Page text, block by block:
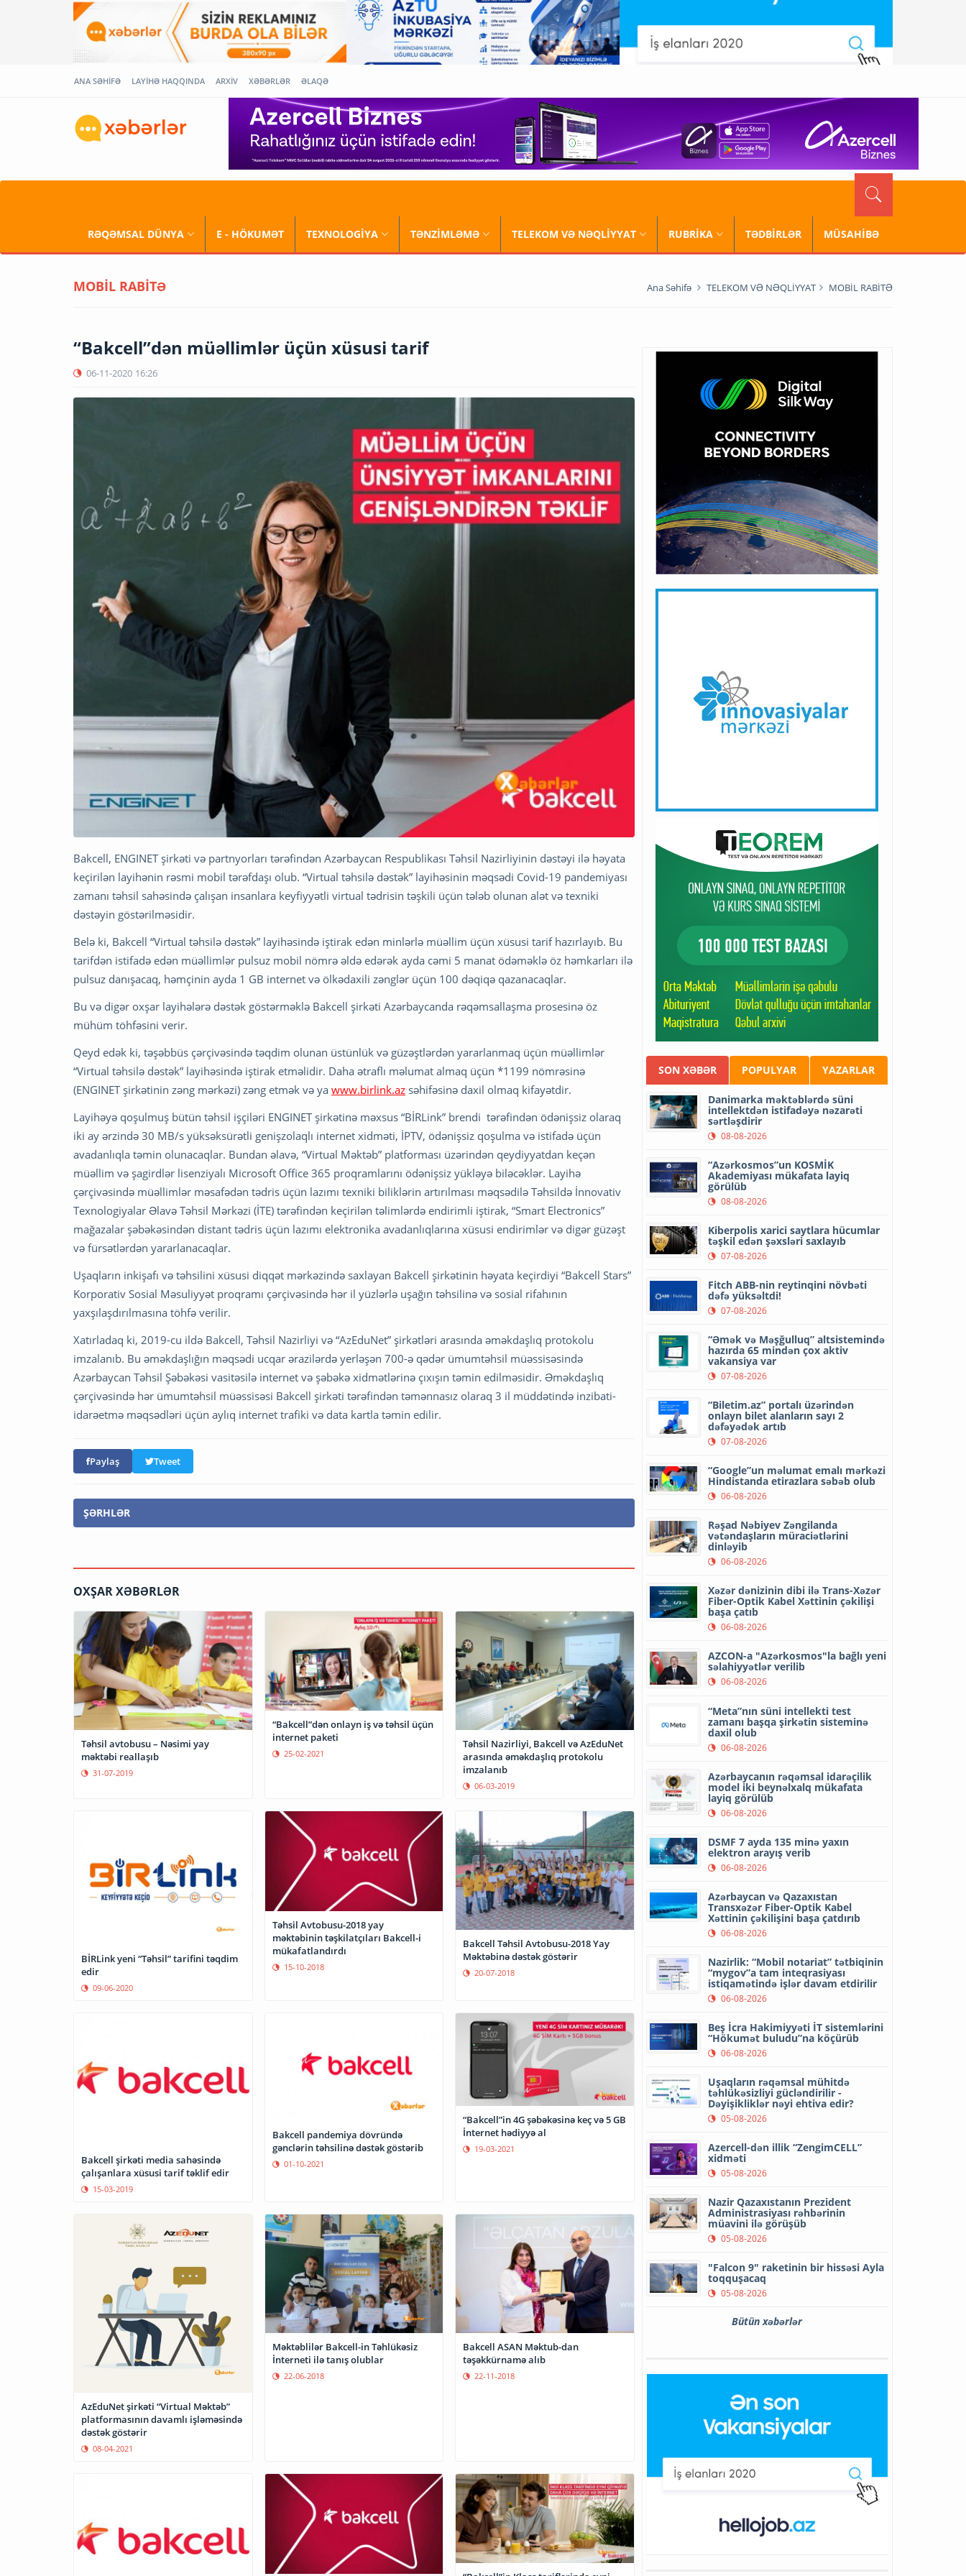
ANA SƏHİFƏ LAYİHƏ HAQQINDA ARXİV XƏBƏRLƏR ƏLAQƏ
RƏQƏMSAL DÜNYA E - HÖKUMƏT TEXNOLOGİYA TƏNZİMLƏMƏ TELEKOM VƏ NƏQLİYYAT RUBRİKA TƏDBİRLƏR MÜSAHİBƏ
MOBİL RABİTƏ Ana Səhifə TELEKOM VƏ NƏQLİYYAT MOBİL RABİTƏ
“Bakcell”dən müəllimlər üçün xüsusi tarif
06-11-2020 16:26
Bakcell, ENGINET şirkəti və partnyorları tərəfindən Azərbaycan Respublikası Təhsil Nazirliyinin dəstəyi ilə həyata
keçirilən layihənin rəsmi mobil tərəfdaşı olub. “Virtual təhsilə dəstək” layihəsinin məqsədi Covid-19 pandemiyası
zamanı təhsil sahəsində çalışan insanlara keyfiyyətli virtual tədrisin təşkili üçün tələb olunan alət və texniki
dəstəyin göstərilməsidir.
Belə ki, Bakcell “Virtual təhsilə dəstək” layihəsində iştirak edən minlərlə müəllim üçün xüsusi tarif hazırlayıb. Bu
tarifdən istifadə edən müəllimlər pulsuz mobil nömrə əldə edərək ayda cəmi 5 manat ödəməklə öz həmkarları ilə
pulsuz danışacaq, həmçinin ayda 1 GB internet və ölkədaxili zənglər üçün 100 dəqiqə qazanacaqlar.
Bu və digər oxşar layihələrə dəstək göstərməklə Bakcell şirkəti Azərbaycanda rəqəmsallaşma prosesinə öz
mühüm töhfəsini verir.
Qeyd edək ki, təşəbbüs çərçivəsində təqdim olunan üstünlük və güzəştlərdən yararlanmaq üçün müəllimlər
“Virtual təhsilə dəstək” layihəsində iştirak etməlidir. Daha ətraflı məlumat almaq üçün *1199 nömrəsinə
(ENGINET şirkətinin zəng mərkəzi) zəng etmək və ya www.birlink.az səhifəsinə daxil olmaq kifayətdir.
Layihəyə qoşulmuş bütün təhsil işçiləri ENGINET şirkətinə məxsus “BİRLink” brendi tərəfindən ödənişsiz olaraq
iki ay ərzində 30 MB/s yüksəksürətli genişzolaqlı internet xidməti, İPTV, ödənişsiz qoşulma və istifadə üçün
avadanlıqla təmin olunacaqlar. Bundan əlavə, “Virtual Məktəb” platforması üzərindən qeydiyyatdan keçən
müəllim və şagirdlər lisenziyalı Microsoft Office 365 proqramlarını ödənişsiz yükləyə biləcəklər. Layihə
çərçivəsində müəllimlər məsafədən tədris üçün lazımı texniki biliklərin artırılması məqsədilə Təhsildə İnnovativ
Texnologiyalar Əlavə Təhsil Mərkəzi (İTE) tərəfindən keçirilən təlimlərdə endirimli iştirak, “Smart Electronics”
mağazalar şəbəkəsindən distant tədris üçün lazımı elektronika avadanlıqlarına xüsusi endirimlər və digər güzəşt
və fürsətlərdən yararlanacaqlar.
Uşaqların inkişafı və təhsilini xüsusi diqqət mərkəzində saxlayan Bakcell şirkətinin həyata keçirdiyi “Bakcell Stars”
Korporativ Sosial Məsuliyyət proqramı çərçivəsində hər il yüzlərlə uşağın təhsilinə və sosial rifahının
yaxşılaşdırılmasına töhfə verilir.
Xatırladaq ki, 2019-cu ildə Bakcell, Təhsil Nazirliyi və “AzEduNet” şirkətləri arasında əməkdaşlıq protokolu
imzalanıb. Bu əməkdaşlığın məqsədi ucqar ərazilərdə yerləşən 700-ə qədər ümumtəhsil müəssisəsində
Azərbaycan Təhsil Şəbəkəsi vasitəsilə internet və şəbəkə xidmətlərinə çıxışın təmin edilməsidir. Əməkdaşlıq
çərçivəsində hər ümumtəhsil müəssisəsi Bakcell şirkəti tərəfindən təmənnasız olaraq 3 il müddətində inzibati-
idarəetmə məqsədləri üçün aylıq internet trafiki və data kartla təmin edilir.
Paylaş Tweet
ŞƏRHLƏR
OXŞAR XƏBƏRLƏR
Təhsil avtobusu – Nəsimi yay
məktəbi reallaşıb
31-07-2019
“Bakcell”dən onlayn iş və təhsil üçün
internet paketi
25-02-2021
Təhsil Nazirliyi, Bakcell və AzEduNet
arasında əməkdaşlıq protokolu
imzalanıb
06-03-2019
BİRLink yeni “Təhsil” tarifini təqdim
edir
09-06-2020
Təhsil Avtobusu-2018 yay
məktəbinin təşkilatçıları Bakcell-i
mükafatlandırdı
15-10-2018
Bakcell Təhsil Avtobusu-2018 Yay
Məktəbinə dəstək göstərir
20-07-2018
Bakcell şirkəti media sahəsində
çalışanlara xüsusi tarif təklif edir
15-03-2019
Bakcell pandemiya dövründə
gənclərin təhsilinə dəstək göstərib
01-10-2021
“Bakcell”in 4G şəbəkəsinə keç və 5 GB
İnternet hədiyyə al
19-03-2021
AzEduNet şirkəti “Virtual Məktəb”
platformasının davamlı işləməsində
dəstək göstərir
08-04-2021
Məktəblilər Bakcell-in Təhlükəsiz
İnterneti ilə tanış olublar
22-06-2018
Bakcell ASAN Məktub-dan
təşəkkürnamə alıb
22-11-2018
SON XƏBƏR POPULYAR YAZARLAR
Danimarka məktəblərdə süni
intellektdən istifadəyə nəzarəti
sərtləşdirir
08-08-2026
“Azərkosmos”un KOSMİK
Akademiyası mükafata layiq
görülüb
08-08-2026
Kiberpolis xarici saytlara hücumlar
təşkil edən şəxsləri saxlayıb
07-08-2026
Fitch ABB-nin reytinqini növbəti
dəfə yüksəltdi!
07-08-2026
“Əmək və Məşğulluq” altsistemində
hazırda 65 mindən çox aktiv
vakansiya var
07-08-2026
“Biletim.az” portalı üzərindən
onlayn bilet alanların sayı 2
dəfəyədək artıb
07-08-2026
“Google”un məlumat emalı mərkəzi
Hindistanda etirazlara səbəb olub
06-08-2026
Rəşad Nəbiyev Zəngilanda
vətəndaşların müraciətlərini
dinləyib
06-08-2026
Xəzər dənizinin dibi ilə Trans-Xəzər
Fiber-Optik Kabel Xəttinin çəkilişi
başa çatıb
06-08-2026
AZCON-a "Azərkosmos"la bağlı yeni
səlahiyyətlər verilib
06-08-2026
“Meta”nın süni intellekti test
zamanı başqa şirkətin sisteminə
daxil olub
06-08-2026
Azərbaycanın rəqəmsal idarəçilik
model iki beynəlxalq mükafata
layiq görülüb
06-08-2026
DSMF 7 ayda 135 minə yaxın
elektron arayış verib
06-08-2026
Azərbaycan və Qazaxıstan
Transxəzər Fiber-Optik Kabel
Xəttinin çəkilişini başa çatdırıb
06-08-2026
Nazirlik: “Mobil notariat” tətbiqinin
“mygov”a tam inteqrasiyası
istiqamətində işlər davam etdirilir
06-08-2026
Beş İcra Hakimiyyəti İT sistemlərini
“Hökumət buludu”na köçürüb
06-08-2026
Uşaqların rəqəmsal mühitdə
təhlükəsizliyi gücləndirilir -
Dəyişikliklər nəyi ehtiva edir?
05-08-2026
Azercell-dən illik “ZengimCELL”
xidməti
05-08-2026
Nazir Qazaxıstanın Prezident
Administrasiyası rəhbərinin
müavini ilə görüşüb
05-08-2026
"Falcon 9" raketinin bir hissəsi Ayla
toqquşacaq
05-08-2026
Bütün xəbərlər